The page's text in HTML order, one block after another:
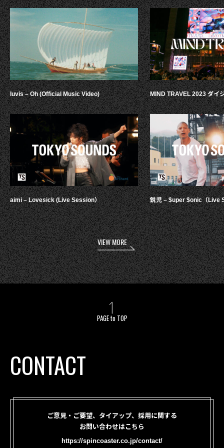
luvis – Oh (Official Music Video)
aimi – Lovesick (Live Session）
MIND TRAVEL 2023 ダイ
鋭児 – $uper $onic（Live
VIEW MORE
PAGE to TOP
CONTACT
ご意見・ご要望、タイアップ、採用に関する
お問い合わせはこちら
https://spincoaster.co.jp/contact/